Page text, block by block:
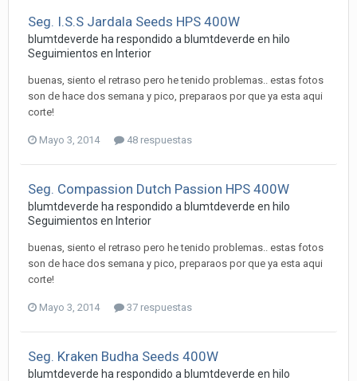
Seg. I.S.S Jardala Seeds HPS 400W
blumtdeverde ha respondido a blumtdeverde en hilo
Seguimientos en Interior
buenas, siento el retraso pero he tenido problemas.. estas fotos
son de hace dos semana y pico, preparaos por que ya esta aqui
corte!
Mayo 3, 2014 48 respuestas
Seg. Compassion Dutch Passion HPS 400W
blumtdeverde ha respondido a blumtdeverde en hilo
Seguimientos en Interior
buenas, siento el retraso pero he tenido problemas.. estas fotos
son de hace dos semana y pico, preparaos por que ya esta aqui
corte!
Mayo 3, 2014 37 respuestas
Seg. Kraken Budha Seeds 400W
blumtdeverde ha respondido a blumtdeverde en hilo